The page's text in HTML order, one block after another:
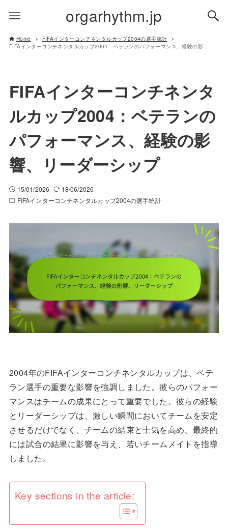
orgarhythm.jp
Home
FIFAインターコンチネンタルカップ2004の選手統計
FIFAインターコンチネンタルカップ2004：ベテランのパフォーマンス、経験の影響、リーダーシップ
FIFAインターコンチネンタ
ルカップ2004：ベテランの
パフォーマンス、経験の影
響、リーダーシップ
15/01/2026
18/06/2026
FIFAインターコンチネンタルカップ2004の選手統計
2004年のFIFAインターコンチネンタルカップは、ベテ
ラン選手の重要な影響を強調しました。彼らのパフォー
マンスはチームの成果にとって重要でした。彼らの経験
とリーダーシップは、激しい瞬間においてチームを安定
させるだけでなく、チームの結束と士気を高め、最終的
には試合の結果に影響を与え、若いチームメイトを指導
しました。
Key sections in the article: